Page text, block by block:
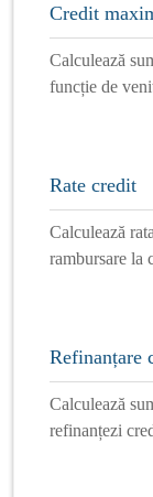
Credit
Calculează
funcție de
Rate credit
Calculează
rambursare la
Refinanțare
Calculează
refinanțezi